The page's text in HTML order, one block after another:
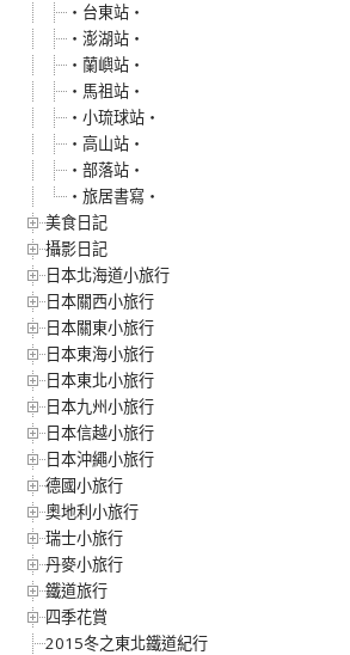
‧台東站‧
‧澎湖站‧
‧蘭嶼站‧
‧馬祖站‧
‧小琉球站‧
‧高山站‧
‧部落站‧
‧旅居書寫‧
美食日記
攝影日記
日本北海道小旅行
日本關西小旅行
日本關東小旅行
日本東海小旅行
日本東北小旅行
日本九州小旅行
日本信越小旅行
日本沖繩小旅行
德國小旅行
奧地利小旅行
瑞士小旅行
丹麥小旅行
鐵道旅行
四季花賞
2015冬之東北鐵道紀行